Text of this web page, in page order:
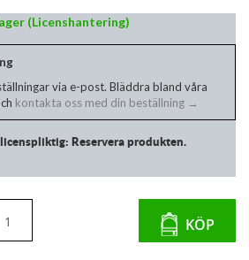
(Licenshantering)
via e-post. Bläddra bland våra
kontakta oss med din beställning →
licenspliktig: Reservera produkten.
KÖP